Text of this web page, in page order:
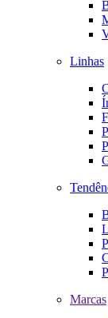
Linhas
Marcas